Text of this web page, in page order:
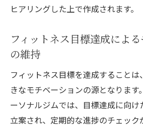
健康維持に最適な愛知県一宮
ジム選びのポイント：施
立地条件と通いやすさが
やすさ
トレーナーの専門性と指
法
ヒアリングした上で作成されます。
フィットネス目標達成によ
の維持
フィットネス目標を達成することは
きなモチベーションの源となります
ーソナルジムでは、目標達成に向
立案され、定期的な進捗のチェック